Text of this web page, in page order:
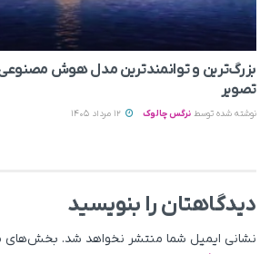
بزرگ‌ترین و توانمندترین مدل هوش
تصویر
نوشته شده توسط نرگس چالوک
دیدگاهتان را بنویسید
نشانی ایمیل شما منتشر نخواهد شد. بخش‌های